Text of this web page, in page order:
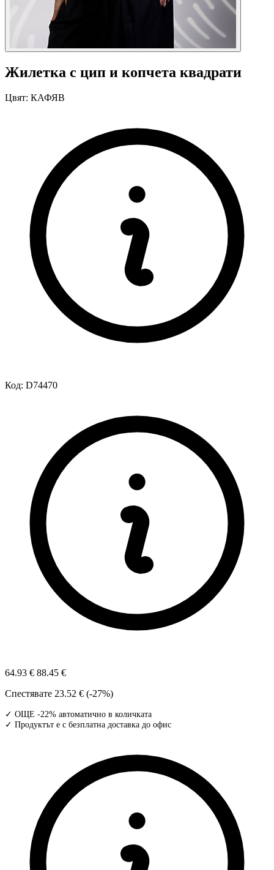
Жилетка с цип и копчета квадрати
Цвят: КАФЯВ
Код: D74470
64.93 € 88.45 €
Спестявате 23.52 € (-27%)
✓ ОЩЕ -22% автоматично в количката
✓ Продуктът е с безплатна доставка до офис